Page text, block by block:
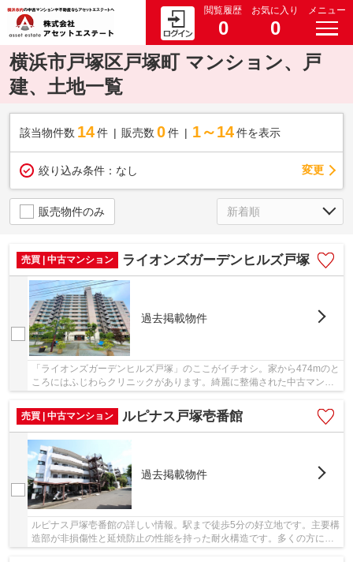
閲覧履歴
0
お気に入り
0
メニュー
横浜市戸塚区戸塚町 マンション、戸
建、土地一覧
該当物件数 14件 販売数 0 件 1～14 件を表示
絞り込み条件： なし 変更
販売物件のみ
売買 | 中古マンション ライオンズガーデンヒルズ戸塚
過去掲載物件
「ライオンズガーデンヒルズ戸塚」のここがイチオシ。家から474mのと
ころにはふじわらクリニックがあります。綺麗に整備された中古マンシ
売買 | 中古マンション
ルピナス戸塚壱番館
過去掲載物件
ルピナス戸塚壱番館の詳しい情報。駅まで徒歩5分の好立地です。主要構
造部が非損傷性と延焼防止の性能を持った耐火構造です。多くの方にご